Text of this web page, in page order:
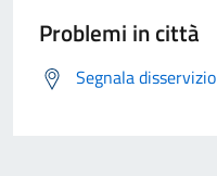
Problemi in città
Segnala disservizio